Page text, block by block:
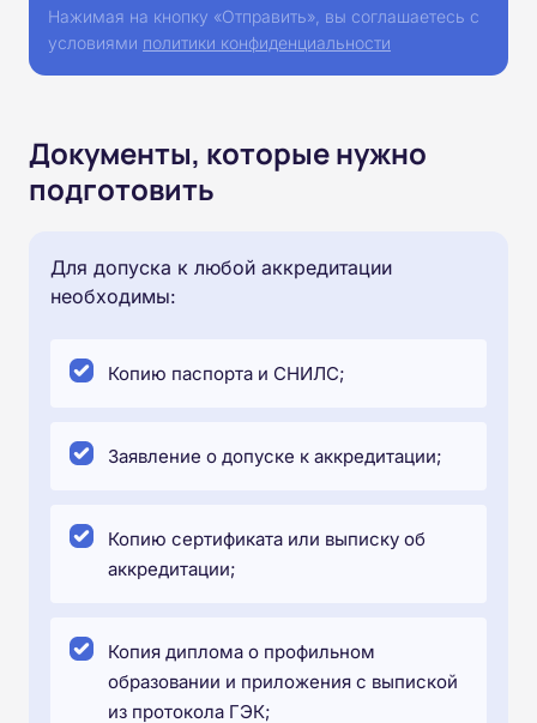
Нажимая на кнопку «Отправить», вы соглашаетесь с
условиями политики конфиденциальности
Документы, которые нужно
подготовить
Для допуска к любой аккредитации
необходимы:
Копию паспорта и СНИЛС;
Заявление о допуске к аккредитации;
Копию сертификата или выписку об
аккредитации;
Копия диплома о профильном
образовании и приложения с выпиской
из протокола ГЭК;